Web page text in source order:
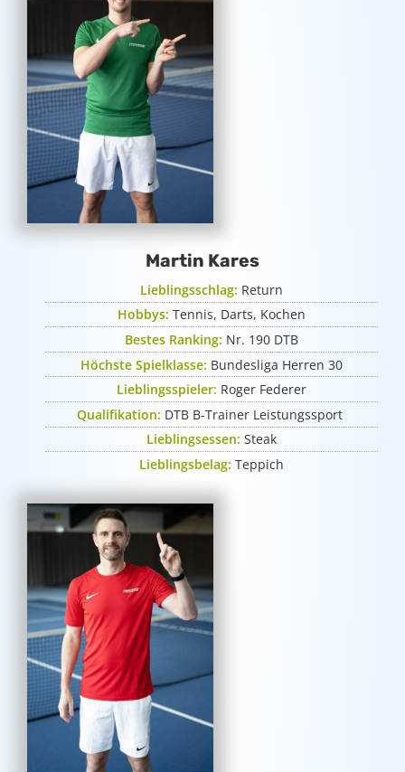
Martin Kares
Lieblingsschlag: Return
Hobbys: Tennis, Darts, Kochen
Bestes Ranking: Nr. 190 DTB
Höchste Spielklasse: Bundesliga Herren 30
Lieblingsspieler: Roger Federer
Qualifikation: DTB B-Trainer Leistungssport
Lieblingsessen: Steak
Lieblingsbelag: Teppich